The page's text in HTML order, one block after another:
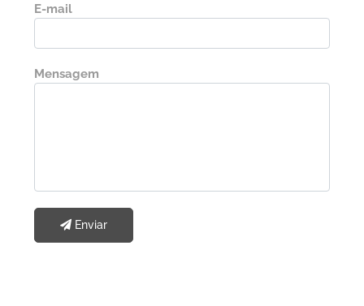
E-mail
Mensagem
Enviar